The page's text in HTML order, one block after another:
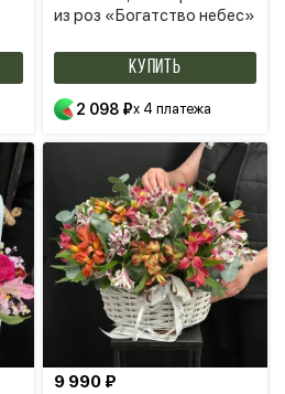
из роз «Богатство небес»
КУПИТЬ
2 098 ₽x 4 платежа
9 990 ₽